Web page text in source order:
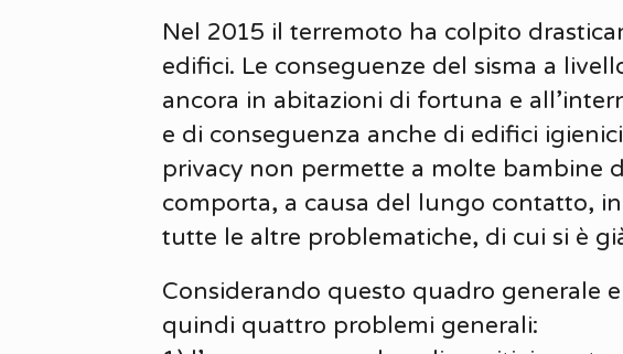
Nel 2015 il terremoto ha colpito
edifici. Le conseguenze del sisma a
ancora in abitazioni di fortuna e
e di conseguenza anche di edifici
privacy non permette a molte bambine
comporta, a causa del lungo contatto,
tutte le altre problematiche, di cui si è
Considerando questo quadro generale
quindi quattro problemi generali: